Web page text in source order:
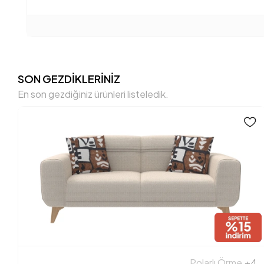
SON GEZDİKLERİNİZ
En son gezdiğiniz ürünleri listeledik.